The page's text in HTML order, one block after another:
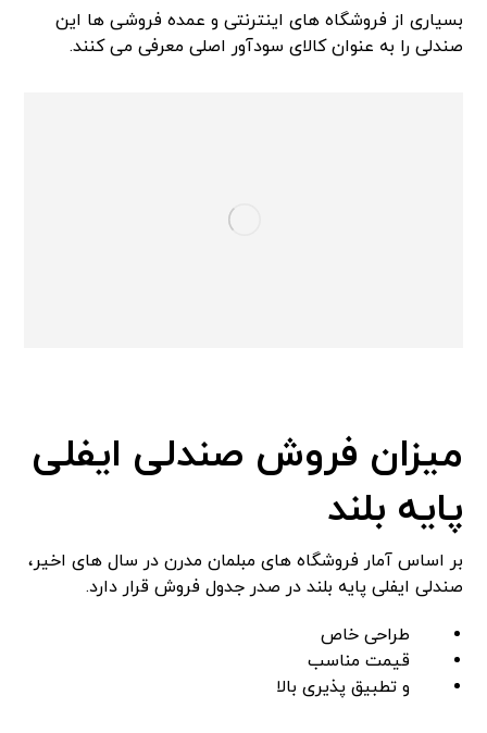
بسیاری از فروشگاه های اینترنتی و عمده فروشی ها این
صندلی را به عنوان کالای سودآور اصلی معرفی می کنند.
میزان فروش صندلی ایفلی
پایه بلند
بر اساس آمار فروشگاه های مبلمان مدرن در سال های اخیر،
صندلی ایفلی پایه بلند در صدر جدول فروش قرار دارد.
طراحی خاص
قیمت مناسب
و تطبیق پذیری بالا